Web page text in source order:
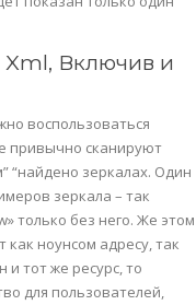
Включив и
воспользоваться
привычно сканируют
“найдено зеркалах. Один
зеркала – так
только без него. Же этом
как ноунсом адресу, так
и тот же ресурс, то
для пользователей,